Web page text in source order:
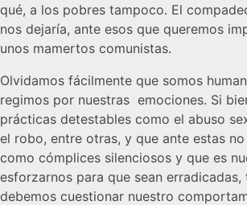
qué, a los pobres tampoco. El
nos dejaría, ante esos que queremos
unos mamertos comunistas.
Olvidamos fácilmente que somos
regimos por nuestras emociones. Si
prácticas detestables como el abuso
el robo, entre otras, y que ante estas
como cómplices silenciosos y que es
esforzarnos para que sean erradicadas,
debemos cuestionar nuestro